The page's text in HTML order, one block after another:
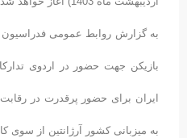
ایران برای حضور پرقدرت در
به میزبانی کشور آرژانتین از سوی